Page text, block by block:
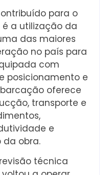
para o
a utilização da
das maiores
no país para
com
posicionamento e
oferece
transporte e
e
da obra.
técnica